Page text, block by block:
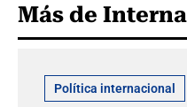
Más de
Política internacional